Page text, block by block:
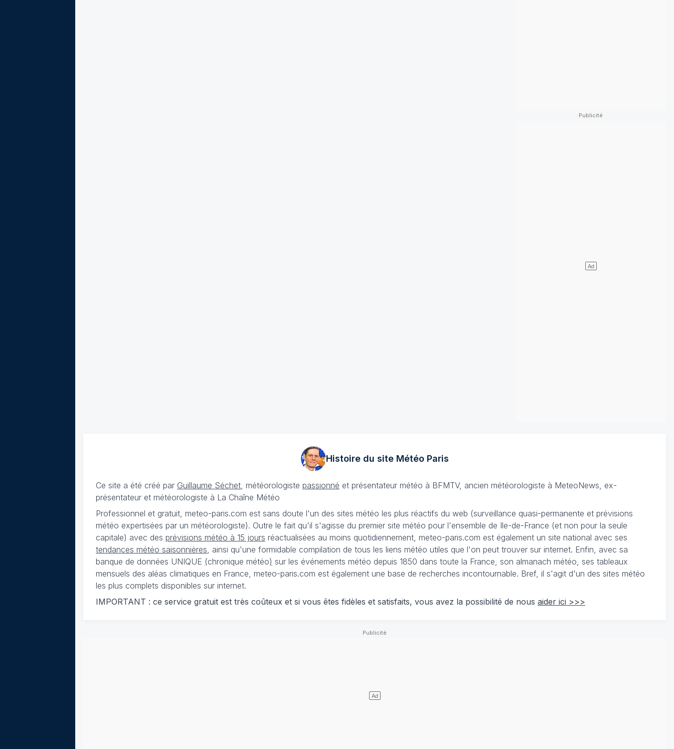
Histoire du site MétéoParis
Ce site a été créé par Guillaume Séchet , météorologiste passionné et présentateur météo à BFMTV, ancien météorologiste à MeteoNews, ex-
présentateur et météorologiste à La Chaîne Météo
Professionnel et gratuit, meteo-paris.com est sans doute l'un des sites météo les plus réactifs du web (surveillance quasi-permanente et prévisions
météo expertisées par un météorologiste). Outre le fait qu'il s'agisse du premier site météo pour l'ensemble de Ile-de-France (et non pour la seule
capitale) avec des prévisions météo à 15 jours réactualisées au moins quotidiennement, meteo-paris.com est également un site national avec ses
tendances météo saisonnières , ainsi qu'une formidable compilation de tous les liens météo utiles que l'on peut trouver sur internet. Enfin, avec sa
banque de données UNIQUE (chronique météo) sur les événements météo depuis 1850 dans toute la France, son almanach météo, ses tableaux
mensuels des aléas climatiques en France, meteo-paris.com est également une base de recherches incontournable. Bref, il s'agit d'un des sites météo
les plus complets disponibles sur internet.
IMPORTANT : ce service gratuit est très coûteux et si vous êtes fidèles et satisfaits, vous avez la possibilité de nous aider ici >>>